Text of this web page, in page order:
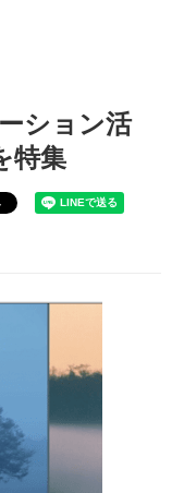
ション活動」で「ひがし
ション活
特集